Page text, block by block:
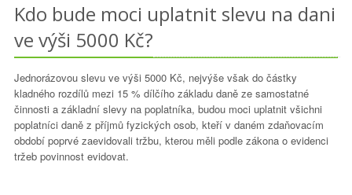
Kdo bude moci uplatnit slevu na dani
ve výši 5000 Kč?
Jednorázovou slevu ve výši 5000 Kč, nejvýše však do částky
kladného rozdílů mezi 15 % dílčího základu daně ze samostatné
činnosti a základní slevy na poplatníka, budou moci uplatnit všichni
poplatníci daně z příjmů fyzických osob, kteří v daném zdaňovacím
období poprvé zaevidovali tržbu, kterou měli podle zákona o evidenci
tržeb povinnost evidovat.